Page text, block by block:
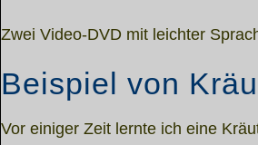
Zwei Video-DVD mit leichter
Beispiel von
Vor einiger Zeit lernte ich eine